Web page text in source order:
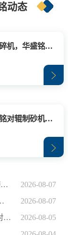
动态
在巩义找双齿辊破碎机，华盛铭就是您身边值得信赖的厂家
选择河南郑州华盛铭对辊制砂机，确保制砂生产效率与品质
2026-08-07
2026-08-07
2026-08-05